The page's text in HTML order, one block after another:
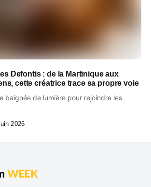
Defontis : de la Martinique aux
cette créatrice trace sa propre voie
baignée de lumière pour rejoindre les
2026